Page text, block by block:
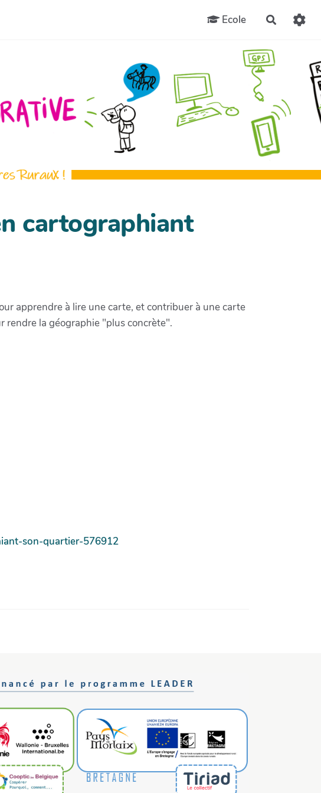
Ecole
cartographiant
apprendre à lire une carte, et contribuer à une carte
rendre la géographie "plus concrète".
son-quartier-576912